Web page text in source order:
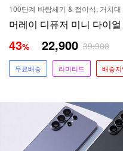
100단계 바람세기 & 접이식, 거치대
머레이 디퓨저 미니 다이
43% 22,900 39,900
무료배송 리미티드 배송